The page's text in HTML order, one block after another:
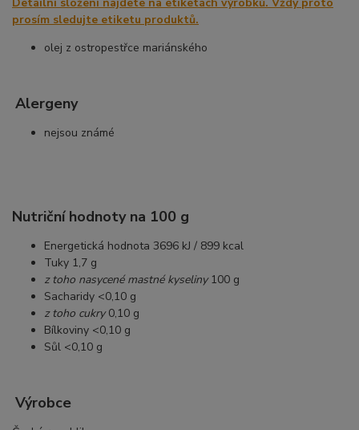
olej z ostropestřce mariánského
Alergeny
nejsou známé
Nutriční hodnoty na 100 g
Energetická hodnota 3696 kJ / 899 kcal
Tuky 1,7 g
z toho nasycené mastné kyseliny100 g
Sacharidy <0,10 g
z toho cukry0,10 g
Bílkoviny <0,10 g
Sůl <0,10 g
Výrobce